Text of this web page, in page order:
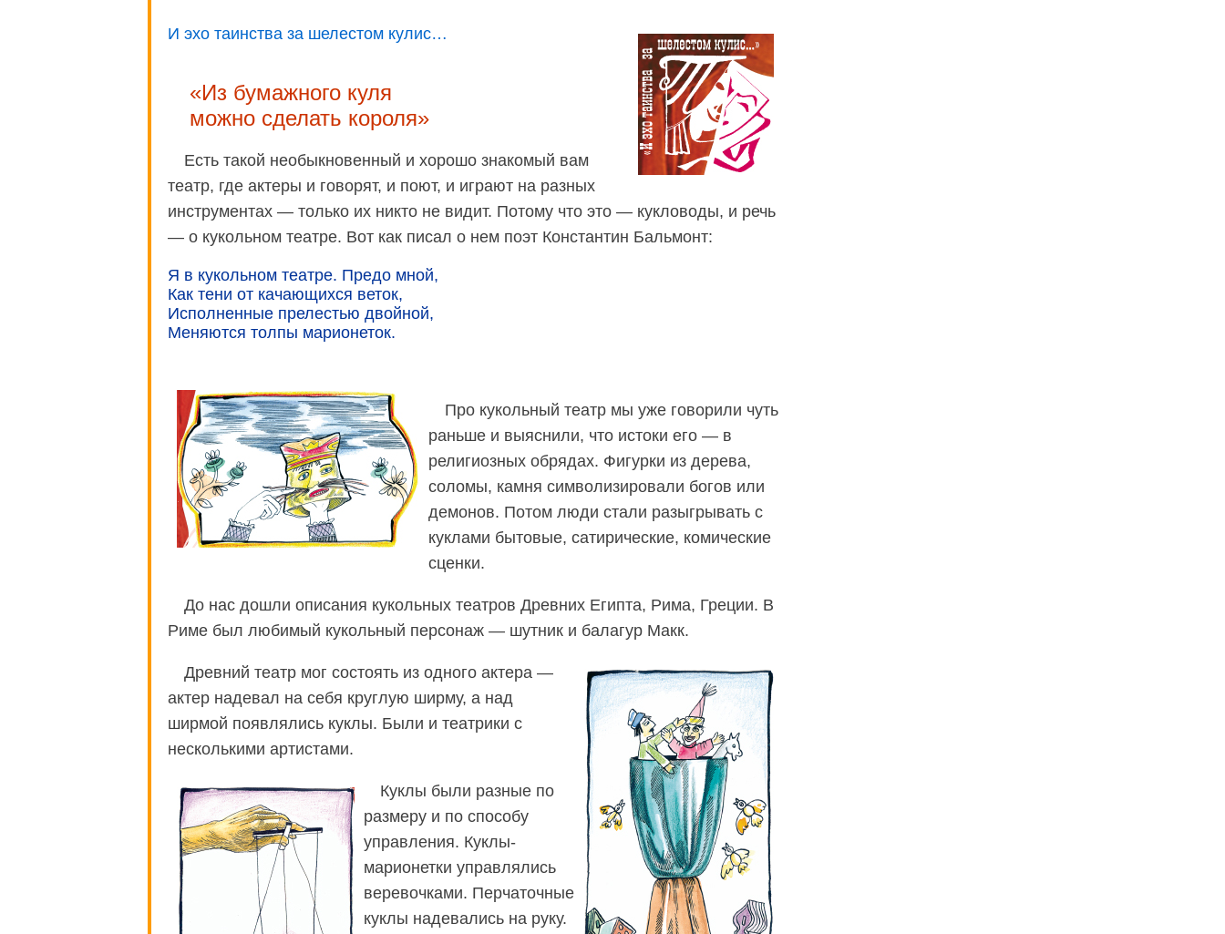
И эхо таинства за шелестом кулис…
«Из бумажного куля
можно сделать короля»
Есть такой необыкновенный и хорошо знакомый вам
театр, где актеры и говорят, и поют, и играют на разных
инструментах — только их никто не видит. Потому что это — кукловоды, и речь
— о кукольном театре. Вот как писал о нем поэт Константин Бальмонт:
Я в кукольном театре. Предо мной,
Как тени от качающихся веток,
Исполненные прелестью двойной,
Меняются толпы марионеток.
Про кукольный театр мы уже говорили чуть
раньше и выяснили, что истоки его — в
религиозных обрядах. Фигурки из дерева,
соломы, камня символизировали богов или
демонов. Потом люди стали разыгрывать с
куклами бытовые, сатирические, комические
сценки.
До нас дошли описания кукольных театров Древних Египта, Рима, Греции. В
Риме был любимый кукольный персонаж — шутник и балагур Макк.
Древний театр мог состоять из одного актера —
актер надевал на себя круглую ширму, а над
ширмой появлялись куклы. Были и театрики с
несколькими артистами.
Куклы были разные по
размеру и по способу
управления. Куклы-
марионетки управлялись
веревочками. Перчаточные
куклы надевались на руку.